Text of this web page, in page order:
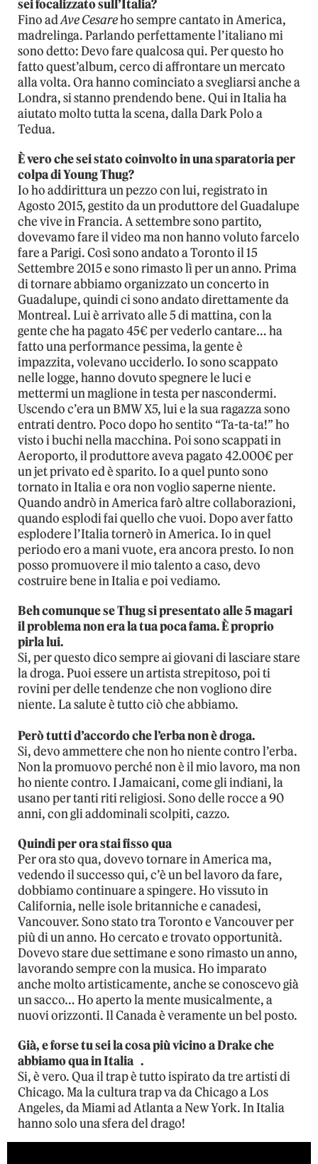
sei focalizzato sull’Italia?
Fino adAve Cesareho sempre cantato in America,
madrelinga. Parlando perfettamente l’italiano mi
sono detto: Devo fare qualcosa qui. Per questo ho
fatto quest’album, cerco di affrontare un mercato
alla volta. Ora hanno cominciato a svegliarsi anche a
Londra, si stanno prendendo bene. Qui in Italia ha
aiutato molto tutta la scena, dalla Dark Polo a
Tedua.
È vero che sei stato coinvolto in una sparatoria per
colpa di Young Thug?
Io ho addirittura un pezzo con lui, registrato in
Agosto 2015, gestito da un produttore del Guadalupe
che vive in Francia. A settembre sono partito,
dovevamo fare il video ma non hanno voluto farcelo
fare a Parigi. Così sono andato a Toronto il 15
Settembre 2015 e sono rimasto lì per un anno. Prima
di tornare abbiamo organizzato un concerto in
Guadalupe, quindi ci sono andato direttamente da
Montreal. Lui è arrivato alle 5 di mattina, con la
gente che ha pagato 45€ per vederlo cantare… ha
fatto una performance pessima, la gente è
impazzita, volevano ucciderlo. Io sono scappato
nelle logge, hanno dovuto spegnere le luci e
mettermi un maglione in testa per nascondermi.
Uscendo c’era un BMW X5, lui e la sua ragazza sono
entrati dentro. Poco dopo ho sentito “Ta-ta-ta!” ho
visto i buchi nella macchina. Poi sono scappati in
Aeroporto, il produttore aveva pagato 42.000€ per
un jet privato ed è sparito. Io a quel punto sono
tornato in Italia e ora non voglio saperne niente.
Quando andrò in America farò altre collaborazioni,
quando esplodi fai quello che vuoi. Dopo aver fatto
esplodere l’Italia tornerò in America. Io in quel
periodo ero a mani vuote, era ancora presto. Io non
posso promuovere il mio talento a caso, devo
costruire bene in Italia e poi vediamo.
Beh comunque se Thug si presentato alle 5 magari
il problema non era la tua poca fama. È proprio
pirla lui.
Si, per questo dico sempre ai giovani di lasciare stare
la droga. Puoi essere un artista strepitoso, poi ti
rovini per delle tendenze che non vogliono dire
niente. La salute è tutto ciò che abbiamo.
Però tutti d’accordo che l’erba non è droga.
Si, devo ammettere che non ho niente contro l’erba.
Non la promuovo perché non è il mio lavoro, ma non
ho niente contro. I Jamaicani, come gli indiani, la
usano per tanti riti religiosi. Sono delle rocce a 90
anni, con gli addominali scolpiti, cazzo.
Quindi per ora stai fisso qua
Per ora sto qua, dovevo tornare in America ma,
vedendo il successo qui, c’è un bel lavoro da fare,
dobbiamo continuare a spingere. Ho vissuto in
California, nelle isole britanniche e canadesi,
Vancouver. Sono stato tra Toronto e Vancouver per
più di un anno. Ho cercato e trovato opportunità.
Dovevo stare due settimane e sono rimasto un anno,
lavorando sempre con la musica. Ho imparato
anche molto artisticamente, anche se conoscevo già
un sacco… Ho aperto la mente musicalmente, a
nuovi orizzonti. Il Canada è veramente un bel posto.
Già, e forse tu sei la cosa più vicino a Drake che
abbiamo qua in Italia .
Si, è vero. Qua il trap è tutto ispirato da tre artisti di
Chicago. Ma la cultura trap va da Chicago a Los
Angeles, da Miami ad Atlanta a New York. In Italia
hanno solo una sfera del drago!